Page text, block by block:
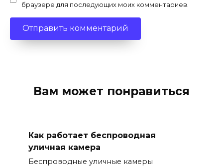
браузере для последующих моих комментариев.
Вам может понравиться
Как работает беспроводная
уличная камера
Беспроводные уличные камеры